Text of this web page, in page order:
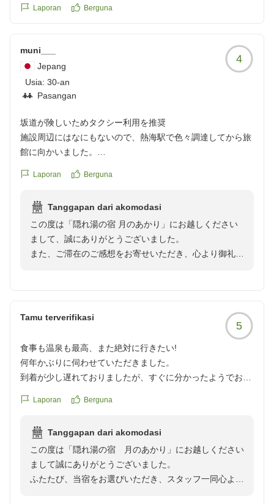
またぜひ違う季節にもお越しいただけますと幸いです。
Laporan Berguna
muni___
Jepang
Usia: 30-an
Pasangan
4
坂道が険しいためタクシー利用を推奨
施設周辺にはなにもないので、熱海駅で色々調達してから旅
館に向かいました。
15分。歩道がない危険なルートを選んでしまいましたが、な
安全なルートでも、どちらにせよ坂道なので、タクシーの利
用を強く推奨します。帰りは網代駅までタクシーで1200円く
らいでした。
ご飯も美味しく、露天風呂に入り放題で、自然に癒されなが
滞在中、部屋のアースノーマットの電源は入れっぱなしにし
ていました。6月に利用しましたが、お風呂にも虫は全然見
す。
https://review.travel.rakuten.co.jp/hotel/voice/76848?
reviewId=33123478193030
Laporan Berguna
Tanggapan dari akomodasi
この度は「隠れ湯の宿 月のあかり」にお越しください
まして、誠にありがとうございました。
また、ご滞在のご感想をお寄せいただき、心より御礼申
適にお越しいただくためにも、タクシーのご利用をおす
すめしております。ご到着後は、スタッフのお出迎えや
ご朝食の干物選び、お食事、露天風呂などをご満喫いた
しいただけたご様子を拝読し、大変嬉しく存じます。
のお料理もお楽しみいただければ幸いです。またのお越
この度はご利用いただきましてありがとうございまし
Tamu terverifikasi
5
食事も温泉も最高、また絶対に行きたい!
何年かぶりに伺わせていただきました。
到着が少し遅れておりましたが、すぐに分かったようでお出
晩ごはん、朝ごはん共に大変美味しく、久しぶりの旅行に選
お部屋のお風呂も最高で、よい時間を過ごさせていただきま
した。
また絶対に行きたいと思います。
ありがとうございました。
Laporan Berguna
Tanggapan dari akomodasi
この度は「隠れ湯の宿 月のあかり」にお越しください
まして誠にありがとうございました。
ふたたび、当宿をお選びいただき、スタッフ一同心より